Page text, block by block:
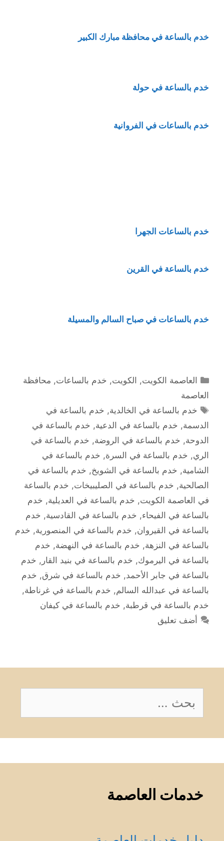
خدم بالساعة في محافظة مبارك الكبير
خدم بالساعة في حولة
خدم بالساعات في الفروانية
خدم بالساعات الجهرا
خدم بالساعة في القرين
خدم بالساعات في صباح السالم والمسيلة
التصنيفات
العاصمة الكويت, الكويت, خدم بالساعات, محافظة
العاصمة
الوسوم
خدم بالساعة في الخالدية, خدم بالساعة في
الدسمة, خدم بالساعة في الدعية, خدم بالساعة في
الدوحة, خدم بالساعة في الروضة, خدم بالساعة في
الري, خدم بالساعة في السرة, خدم بالساعة في
الشامية, خدم بالساعة في الشويخ, خدم بالساعة في
الصالحية, خدم بالساعة في الصليبيخات, خدم بالساعة
في العاصمة الكويت, خدم بالساعة في العديلية, خدم
بالساعة في الفيحاء, خدم بالساعة في القادسية, خدم
بالساعة في القيروان, خدم بالساعة في المنصورية, خدم
بالساعة في النزهة, خدم بالساعة في النهضة, خدم
بالساعة في اليرموك, خدم بالساعة في بنيد القار , خدم
بالساعة في جابر الأحمد, خدم بالساعة في شرق, خدم
بالساعة في عبدالله السالم, خدم بالساعة في غرناطة,
خدم بالساعة في قرطبة, خدم بالساعة في كيفان
أضف تعليق
عن:
خدمات العاصمة